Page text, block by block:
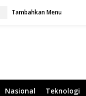
Tambahkan Menu
Nasional Teknologi